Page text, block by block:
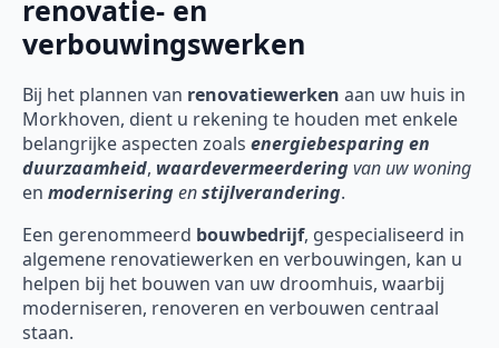
renovatie- en
verbouwingswerken
Bij het plannen van renovatiewerken aan uw huis in
Morkhoven, dient u rekening te houden met enkele
belangrijke aspecten zoals energiebesparing en
duurzaamheid, waardevermeerderingvan uw woning
en moderniseringenstijlverandering.
Een gerenommeerd bouwbedrijf, gespecialiseerd in
algemene renovatiewerken en verbouwingen, kan u
helpen bij het bouwen van uw droomhuis, waarbij
moderniseren, renoveren en verbouwen centraal
staan.